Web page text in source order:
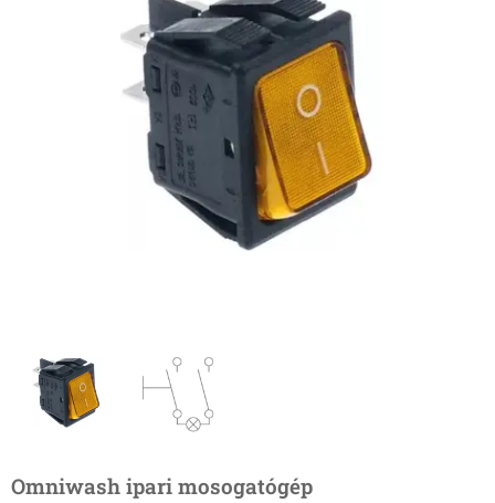
Omniwash ipari mosogatógép